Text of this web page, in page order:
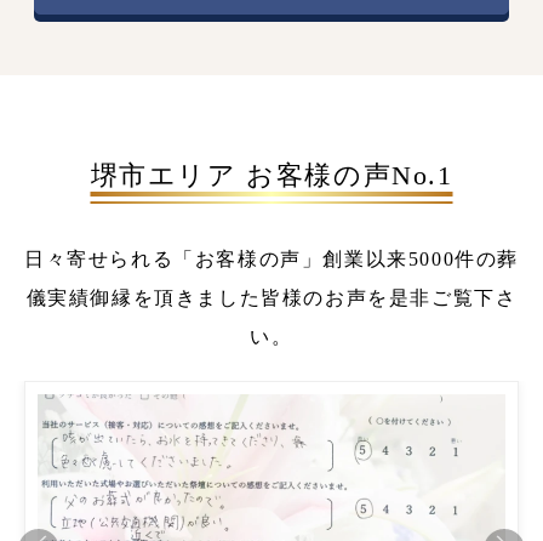
堺市エリア お客様の声No.1
日々寄せられる「お客様の声」創業以来5000件の葬
儀実績御縁を頂きました皆様のお声を是非ご覧下さ
い。